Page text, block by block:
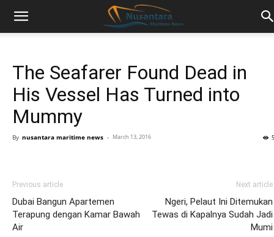
The Seafarer Found Dead in
His Vessel Has Turned into
Mummy
By nusantara maritime news - March 13, 2016
Previous article
Dubai Bangun Apartemen
Terapung dengan Kamar Bawah
Air
Next article
Ngeri, Pelaut Ini Ditemukan
Tewas di Kapalnya Sudah Jadi
Mumi